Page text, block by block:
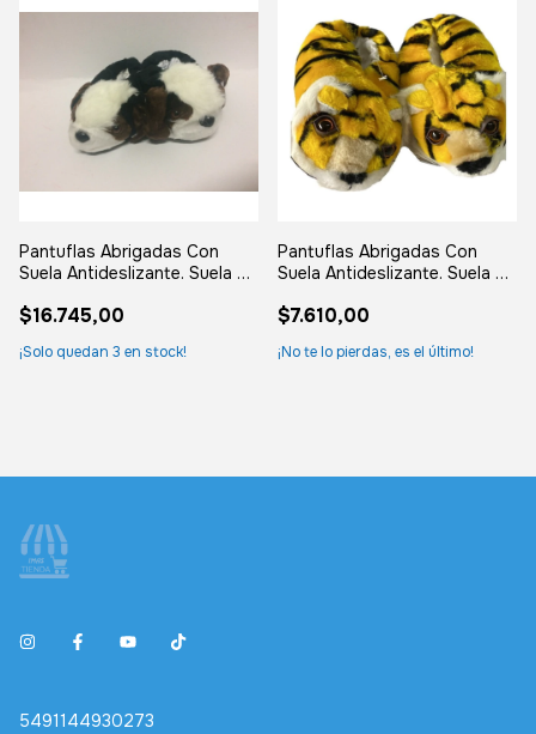
Pantuflas Abrigadas Con
Suela Antideslizante. Suela De
$16.745,00
¡Solo quedan 3 en stock!
Pantuflas Abrigadas Con
Suela Antideslizante. Suela De
$7.610,00
¡No te lo pierdas, es el último!
5491144930273